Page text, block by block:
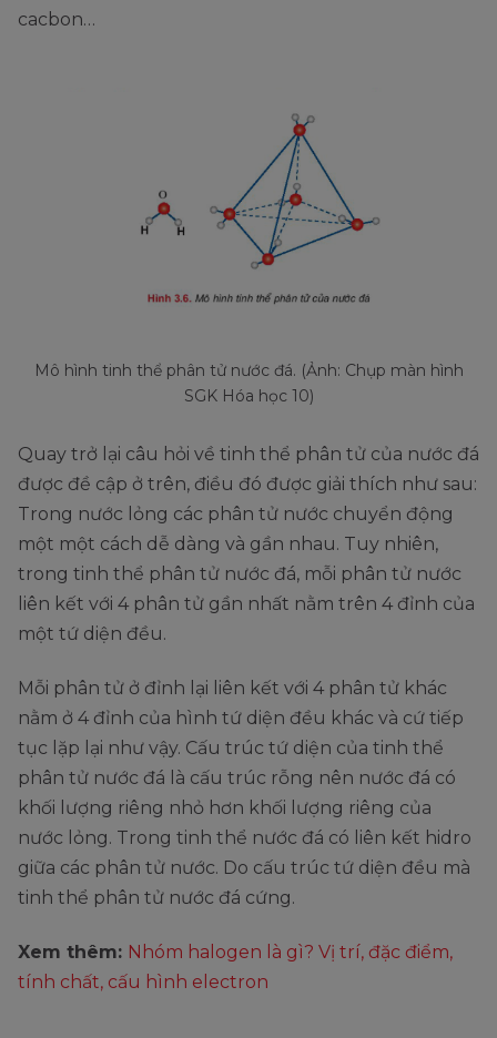
cacbon…
Mô hình tinh thể phân tử nước đá. (Ảnh: Chụp màn hình
SGK Hóa học 10)
Quay trở lại câu hỏi về tinh thể phân tử của nước đá
được đề cập ở trên, điều đó được giải thích như sau:
Trong nước lỏng các phân tử nước chuyển động
một một cách dễ dàng và gần nhau. Tuy nhiên,
trong tinh thể phân tử nước đá, mỗi phân tử nước
liên kết với 4 phân tử gần nhất nằm trên 4 đỉnh của
một tứ diện đều.
Mỗi phân tử ở đỉnh lại liên kết với 4 phân tử khác
nằm ở 4 đỉnh của hình tứ diện đều khác và cứ tiếp
tục lặp lại như vậy. Cấu trúc tứ diện của tinh thể
phân tử nước đá là cấu trúc rỗng nên nước đá có
khối lượng riêng nhỏ hơn khối lượng riêng của
nước lỏng. Trong tinh thể nước đá có liên kết hidro
giữa các phân tử nước. Do cấu trúc tứ diện đều mà
tinh thể phân tử nước đá cứng.
Xem thêm: Nhóm halogen là gì? Vị trí, đặc điểm,
tính chất, cấu hình electron